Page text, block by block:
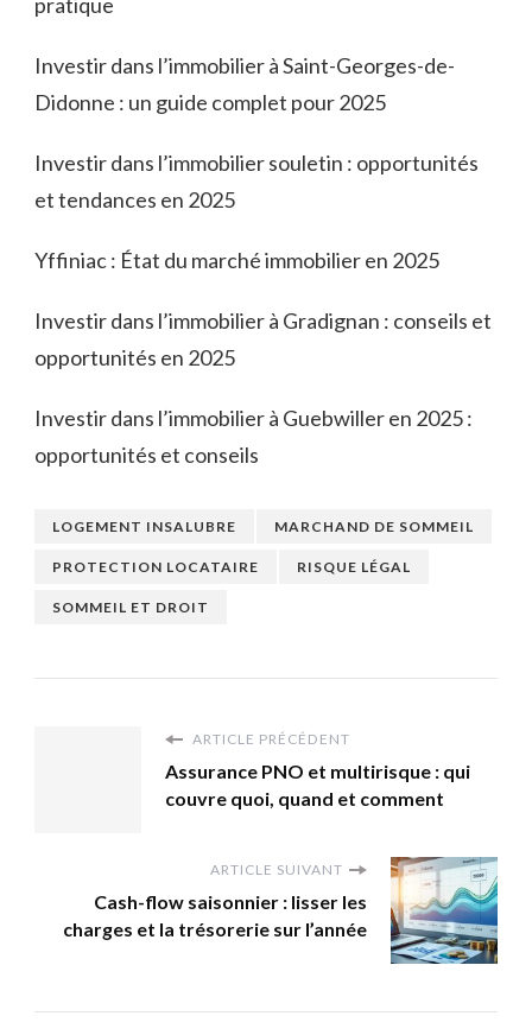
Investir dans l’immobilier à Saint-Georges-de-
Didonne : un guide complet pour 2025
Investir dans l’immobilier souletin : opportunités
et tendances en 2025
Yffiniac : État du marché immobilier en 2025
Investir dans l’immobilier à Gradignan : conseils et
opportunités en 2025
Investir dans l’immobilier à Guebwiller en 2025 :
opportunités et conseils
LOGEMENT INSALUBRE MARCHAND DE SOMMEIL
PROTECTION LOCATAIRE RISQUE LÉGAL
SOMMEIL ET DROIT
ARTICLE PRÉCÉDENT
Assurance PNO et multirisque : qui
couvre quoi, quand et comment
ARTICLE SUIVANT
Cash-flow saisonnier : lisser les
charges et la trésorerie sur l’année